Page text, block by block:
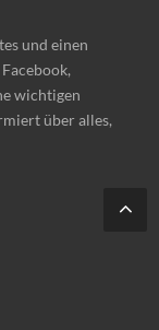
und einen
wichtigen
über alles,